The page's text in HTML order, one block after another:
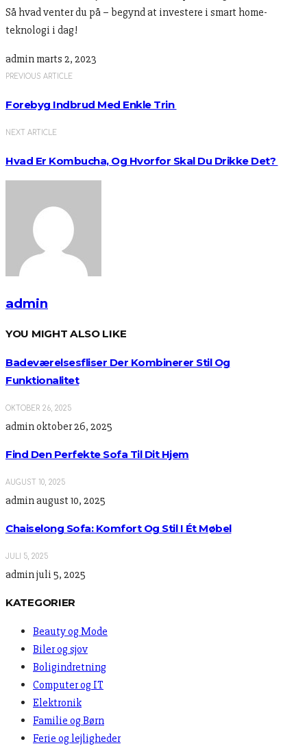
Så hvad venter du på – begynd at investere i smart home-
teknologi i dag!
admin marts 2, 2023
PREVIOUS ARTICLE
Forebyg Indbrud Med Enkle Trin
NEXT ARTICLE
Hvad Er Kombucha, Og Hvorfor Skal Du Drikke Det?
admin
YOU MIGHT ALSO LIKE
Badeværelsesfliser Der Kombinerer Stil Og
Funktionalitet
OKTOBER 26, 2025
adminoktober 26, 2025
Find Den Perfekte Sofa Til Dit Hjem
AUGUST 10, 2025
adminaugust 10, 2025
Chaiselong Sofa: Komfort Og Stil I Ét Møbel
JULI 5, 2025
adminjuli 5, 2025
KATEGORIER
Beauty og Mode
Biler og sjov
Boligindretning
Computer og IT
Elektronik
Familie og Børn
Ferie og lejligheder